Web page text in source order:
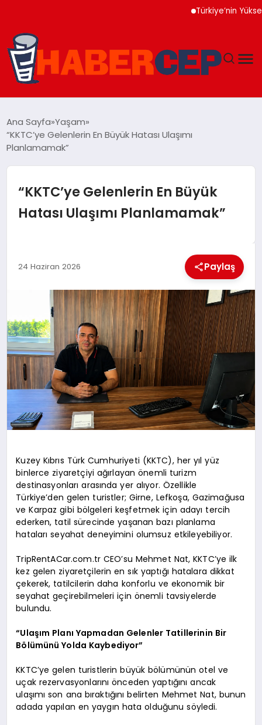
Türkiye’nin Yüksek
GÜNDEM
KÜLTÜREL
Ana Sayfa Yaşam
“KKTC’ye Gelenlerin En Büyük Hatası Ulaşımı
Planlamamak”
“KKTC’ye Gelenlerin En Büyük
Hatası Ulaşımı Planlamamak”
24 Haziran 2026 Paylaş
Kuzey Kıbrıs Türk Cumhuriyeti (KKTC), her yıl yüz
binlerce ziyaretçiyi ağırlayan önemli turizm
destinasyonları arasında yer alıyor. Özellikle
Türkiye’den gelen turistler; Girne, Lefkoşa, Gazimağusa
ve Karpaz gibi bölgeleri keşfetmek için adayı tercih
ederken, tatil sürecinde yaşanan bazı planlama
hataları seyahat deneyimini olumsuz etkileyebiliyor.
TripRentACar.com.tr CEO’su Mehmet Nat, KKTC’ye ilk
kez gelen ziyaretçilerin en sık yaptığı hatalara dikkat
çekerek, tatilcilerin daha konforlu ve ekonomik bir
seyahat geçirebilmeleri için önemli tavsiyelerde
bulundu.
“Ulaşım Planı Yapmadan Gelenler Tatillerinin Bir
Bölümünü Yolda Kaybediyor”
KKTC’ye gelen turistlerin büyük bölümünün otel ve
uçak rezervasyonlarını önceden yaptığını ancak
ulaşımı son ana bıraktığını belirten Mehmet Nat, bunun
adada yapılan en yaygın hata olduğunu söyledi.